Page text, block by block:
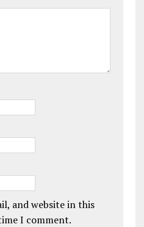
and website in this
I comment.